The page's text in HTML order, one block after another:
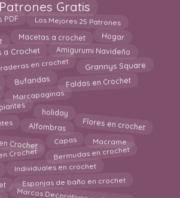
Gratis
Los Mejores 25 Patrones
Macetas a crochet Hogar
a Crochet Amigurumi Navideño
en crochet Grannys Square
Bufandas Faldas en Crochet
Marcapaginas
holiday
Alfombras Flores en crochet
Crochet Capas Macrame
Crochet Bermudas en crochet
Individuales en crochet
Esponjas de baño en crochet